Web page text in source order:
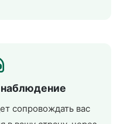
сопровождать вас